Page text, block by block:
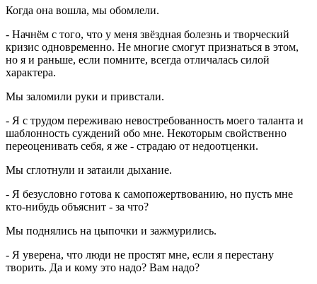
Когда она вошла, мы обомлели.
- Начнём с того, что у меня звёздная болезнь и творческий
кризис одновременно. Не многие смогут признаться в этом,
но я и раньше, если помните, всегда отличалась силой
характера.
Мы заломили руки и привстали.
- Я с трудом переживаю невостребованность моего таланта и
шаблонность суждений обо мне. Некоторым свойственно
переоценивать себя, я же - страдаю от недоотценки.
Мы сглотнули и затаили дыхание.
- Я безусловно готова к самопожертвованию, но пусть мне
кто-нибудь объяснит - за что?
Мы поднялись на цыпочки и зажмурились.
- Я уверена, что люди не простят мне, если я перестану
творить. Да и кому это надо? Вам надо?